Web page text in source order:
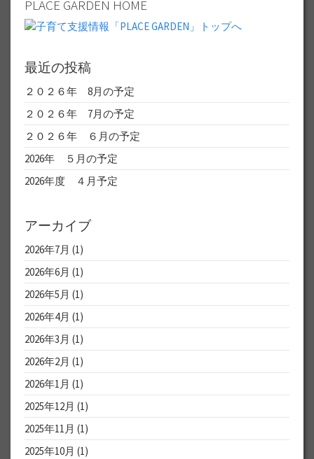
PLACE GARDEN HOME
最近の投稿
２０２６年 8月の予定
２０２６年 7月の予定
２０２６年 ６月の予定
2026年 ５月の予定
2026年度 ４月予定
アーカイブ
2026年7月 (1)
2026年6月 (1)
2026年5月 (1)
2026年4月 (1)
2026年3月 (1)
2026年2月 (1)
2026年1月 (1)
2025年12月 (1)
2025年11月 (1)
2025年10月 (1)